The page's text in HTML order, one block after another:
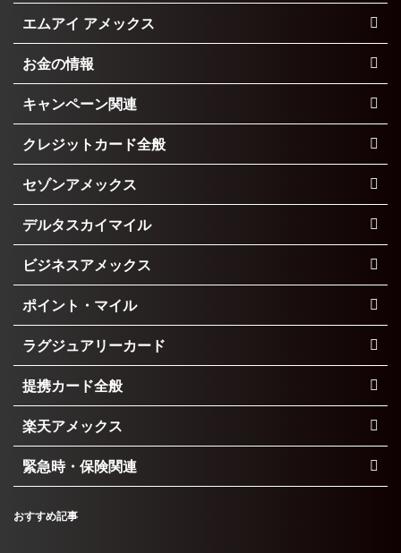
エムアイ アメックス
お金の情報
キャンペーン関連
クレジットカード全般
セゾンアメックス
デルタスカイマイル
ビジネスアメックス
ポイント・マイル
ラグジュアリーカード
提携カード全般
楽天アメックス
緊急時・保険関連
おすすめ記事